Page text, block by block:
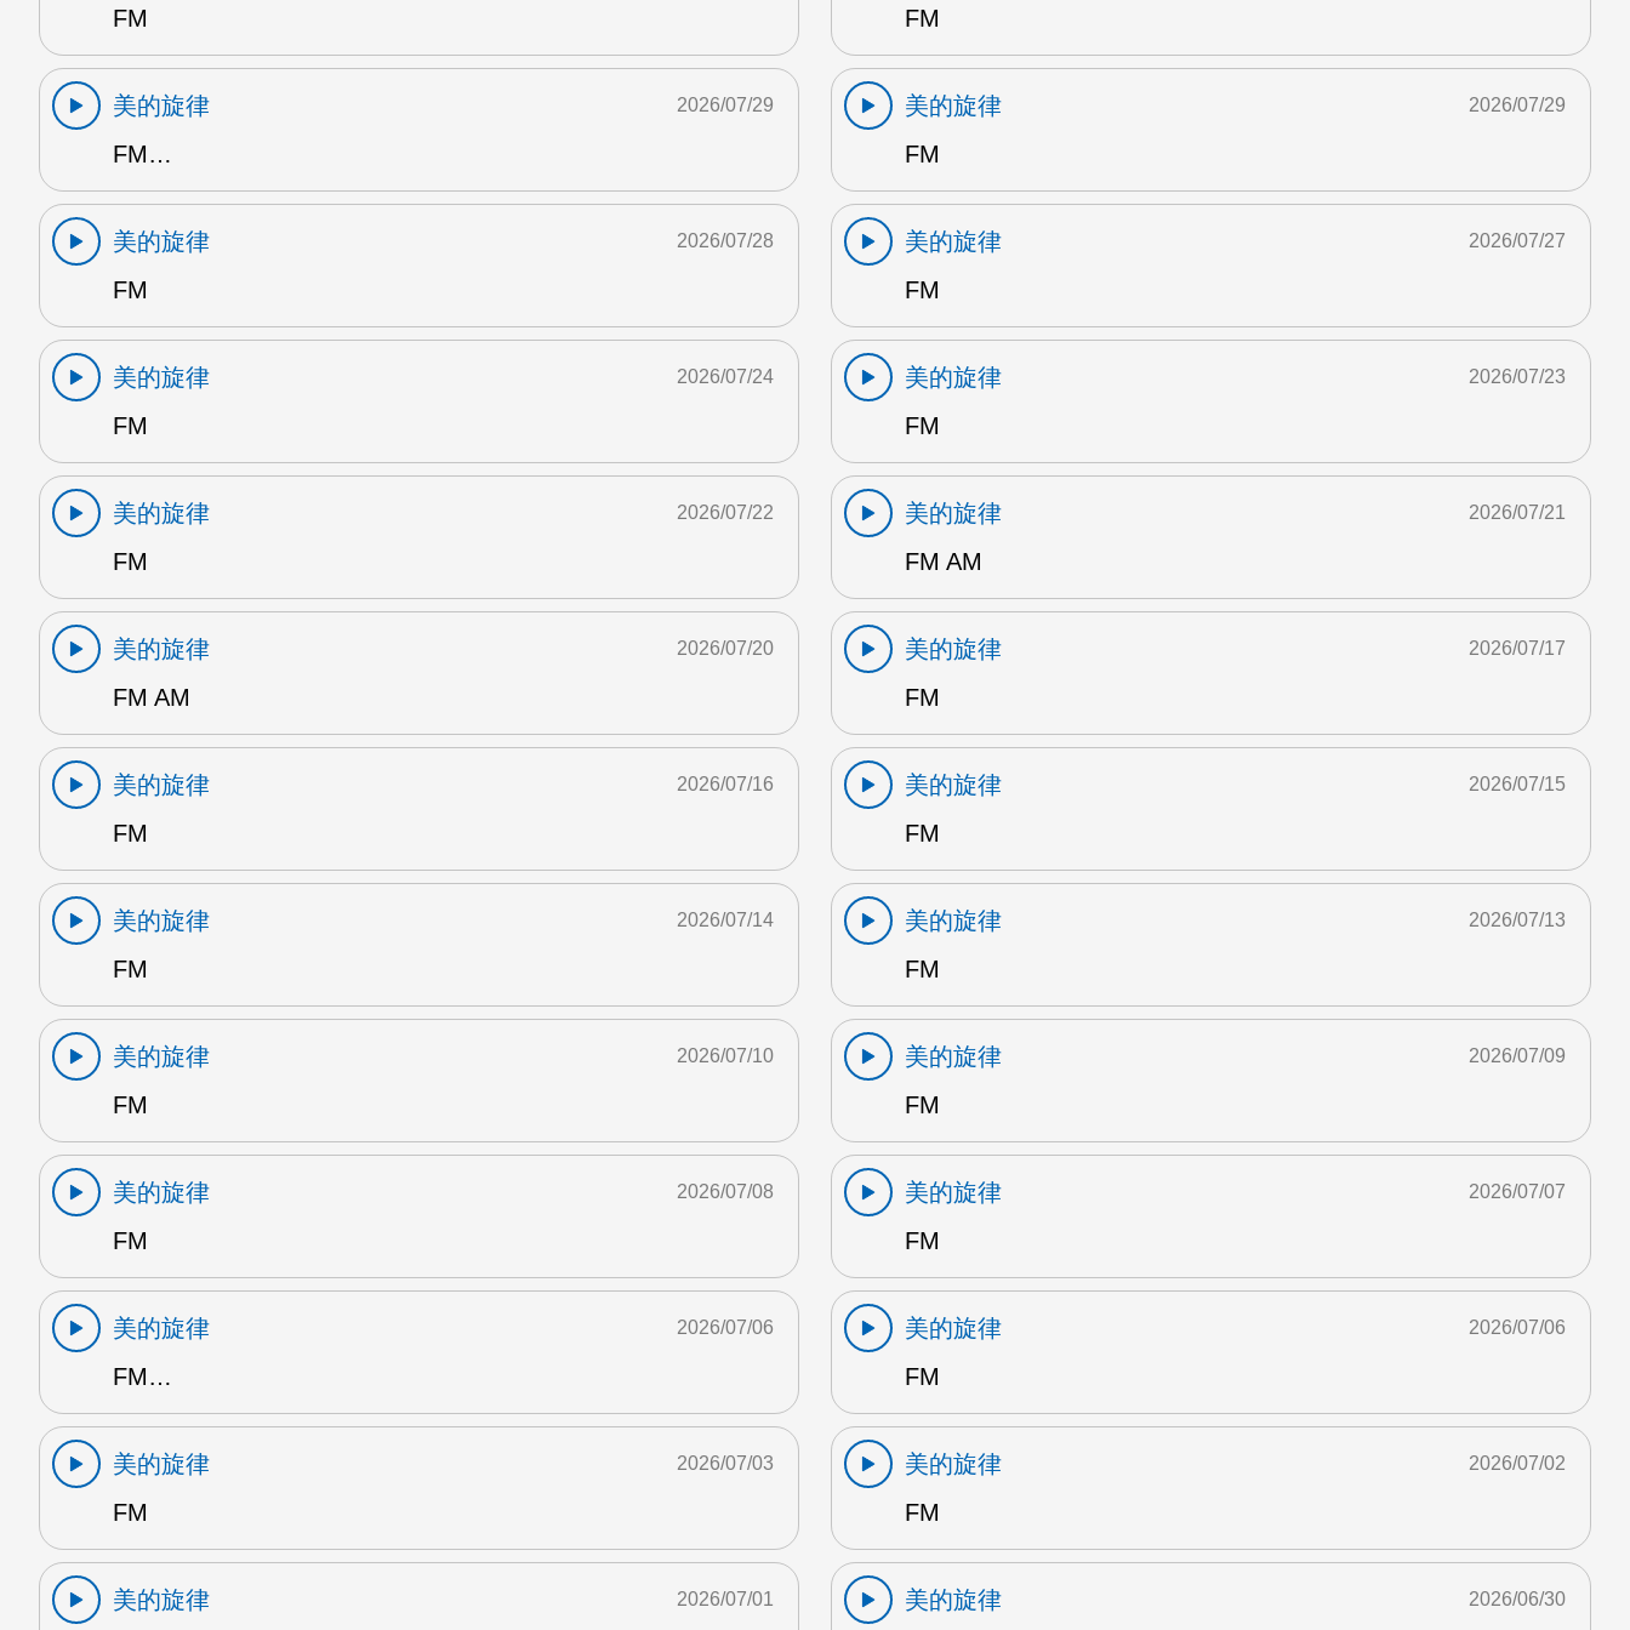
FM FM
美的旋律
FM…
2026/07/29
美的旋律
FM
2026/07/29
美的旋律
FM
2026/07/28
美的旋律
FM
2026/07/27
美的旋律
FM
2026/07/24
美的旋律
FM
2026/07/23
美的旋律
FM
2026/07/22
美的旋律
FM AM
2026/07/21
美的旋律
FM AM
2026/07/20
美的旋律
FM
2026/07/17
美的旋律
FM
2026/07/16
美的旋律
FM
2026/07/15
美的旋律
FM
2026/07/14
美的旋律
FM
2026/07/13
美的旋律
FM
2026/07/10
美的旋律
FM
2026/07/09
美的旋律
FM
2026/07/08
美的旋律
FM
2026/07/07
美的旋律
FM…
2026/07/06
美的旋律
FM
2026/07/06
美的旋律
FM
2026/07/03
美的旋律
FM
2026/07/02
美的旋律 2026/07/01 美的旋律 2026/06/30